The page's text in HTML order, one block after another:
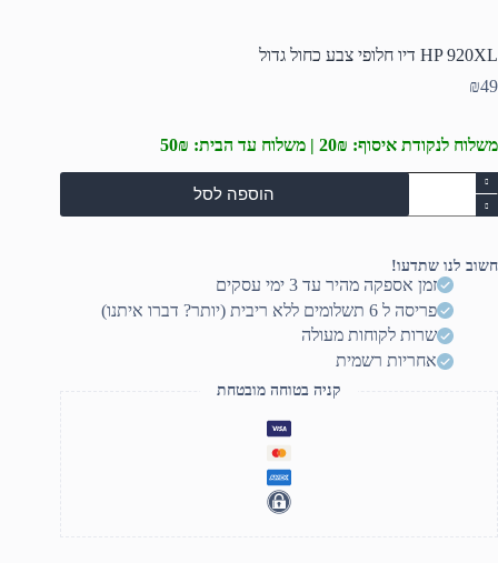
HP 920XL דיו חלופי צבע כחול גדול
₪49
משלוח לנקודת איסוף: 20₪ | משלוח עד הבית: 50₪
כמות
של
HP
חלופי
הוספה לסל
חשוב לנו שתדעו!
זמן אספקה מהיר עד 3 ימי עסקים
פריסה ל 6 תשלומים ללא ריבית (יותר? דברו איתנו)
שרות לקוחות מעולה
אחריות רשמית
קניה בטוחה מובטחת